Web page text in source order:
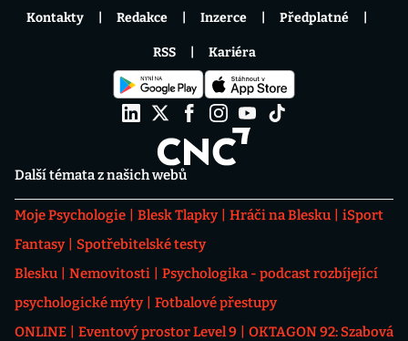
Další témata z našich webů
Moje Psychologie Blesk Tlapky Hráči na Blesku
iSport
Fantasy
Spotřebitelské testy
Blesku
Nemovitosti
Psychologika - podcast rozbíjející
psychologické mýty
Fotbalové přestupy
ONLINE
Eventový prostor Level 9
OKTAGON 92: Szabová
Kontakty Redakce Inzerce Předplatné
RSS Kariéra